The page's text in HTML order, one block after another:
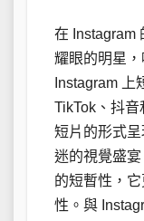
在 Instagram
耀眼的明星
Instagram 上
TikTok、抖
短片的形式
迷的視覺盛
的短暫性，
性。與